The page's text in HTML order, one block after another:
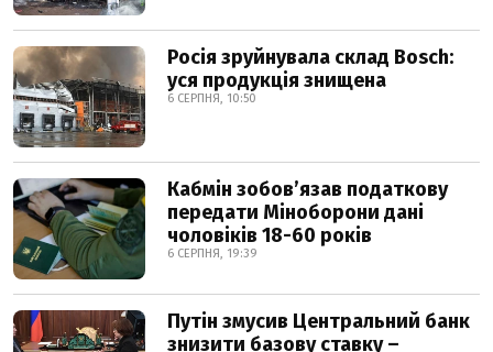
Росія зруйнувала склад Bosch:
уся продукція знищена
6 СЕРПНЯ, 10:50
Кабмін зобовʼязав податкову
передати Міноборони дані
чоловіків 18-60 років
6 СЕРПНЯ, 19:39
Путін змусив Центральний банк
знизити базову ставку –